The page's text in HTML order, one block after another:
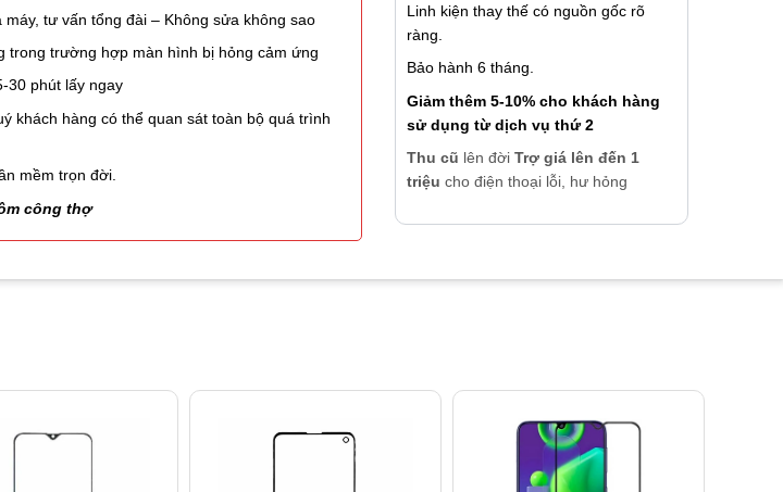
máy, tư vấn tổng đài – Không sửa không sao
trong trường hợp màn hình bị hỏng cảm ứng
30 phút lấy ngay
khách hàng có thể quan sát toàn bộ quá trình
mềm trọn đời.
công thợ
Linh kiện thay thế có nguồn gốc rõ
ràng.
Bảo hành 6 tháng.
Giảm thêm 5-10% cho khách hàng
sử dụng từ dịch vụ thứ 2
Thu cũ lên đời Trợ giá lên đến 1
triệu cho điện thoại lỗi, hư hỏng